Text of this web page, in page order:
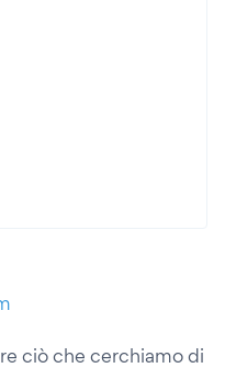
ciò che cerchiamo di